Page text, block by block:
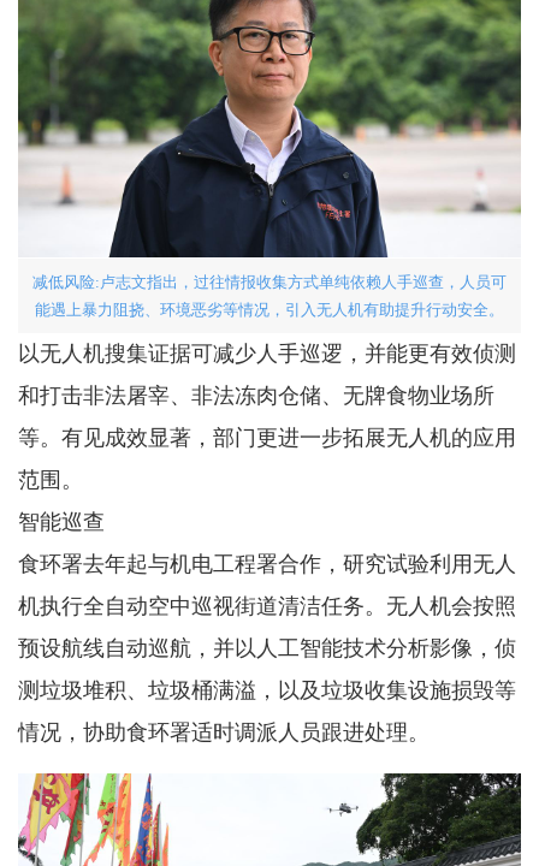
减低风险:卢志文指出，过往情报收集方式单纯依赖人手巡查，人员可
能遇上暴力阻挠、环境恶劣等情况，引入无人机有助提升行动安全。
以无人机搜集证据可减少人手巡逻，并能更有效侦测
和打击非法屠宰、非法冻肉仓储、无牌食物业场所
等。有见成效显著，部门更进一步拓展无人机的应用
范围。
智能巡查
食环署去年起与机电工程署合作，研究试验利用无人
机执行全自动空中巡视街道清洁任务。无人机会按照
预设航线自动巡航，并以人工智能技术分析影像，侦
测垃圾堆积、垃圾桶满溢，以及垃圾收集设施损毁等
情况，协助食环署适时调派人员跟进处理。